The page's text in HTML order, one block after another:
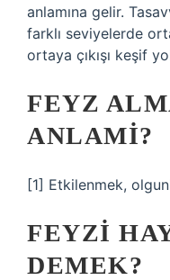
anlamına gelir.
farklı seviyelerde
ortaya çıkışı keşif
FEYZ
ANLAMI?
[1] Etkilenmek,
FEYZI
DEMEK?